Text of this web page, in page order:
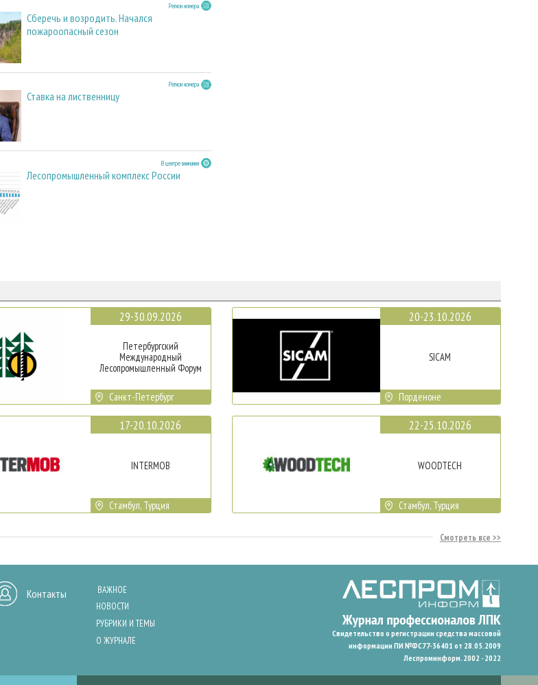
Регион номера
Сберечь и возродить. Начался
пожароопасный сезон
Регион номера
Ставка на лиственницу
В центре внимания
Лесопромышленный комплекс России
29-30.09.2026
Петербургский
Международный
Лесопромышленный Форум
Санкт-Петербург
17-20.10.2026
INTERMOB
Стамбул, Турция
20-23.10.2026
SICAM
Порденоне
22-25.10.2026
WOODTECH
Стамбул, Турция
Смотреть все
Контакты
ВАЖНОЕ
НОВОСТИ
РУБРИКИ И ТЕМЫ
О ЖУРНАЛЕ
Свидетельство о регистрации средства массовой
информации ПИ №ФС77-36401 от 28.05.2009
Леспроминформ. 2002 - 2022